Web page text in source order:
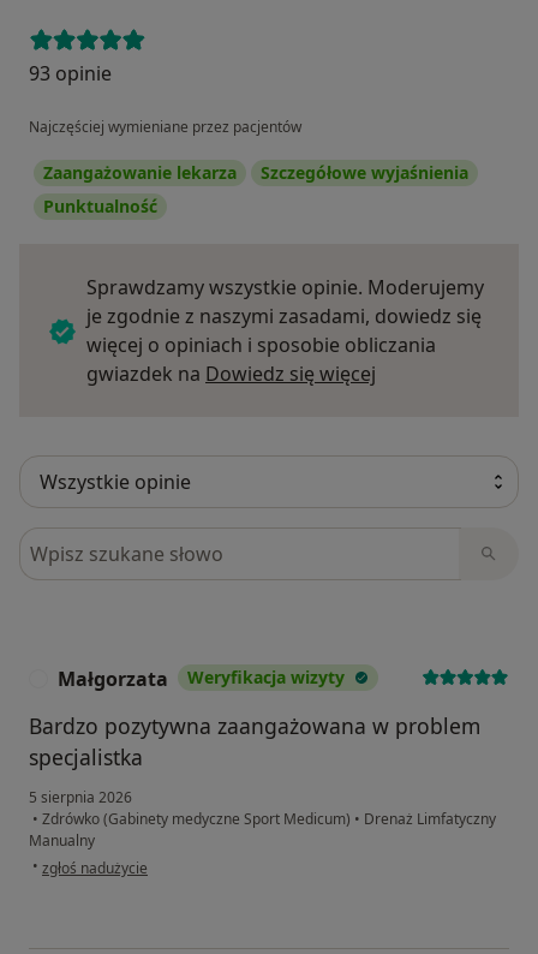
93 opinie
Najczęściej wymieniane przez pacjentów
Zaangażowanie lekarza
Szczegółowe wyjaśnienia
Punktualność
Sprawdzamy wszystkie opinie. Moderujemy
je zgodnie z naszymi zasadami, dowiedz się
więcej o opiniach i sposobie obliczania
gwiazdek na Dowiedz się więcej
Szukaj w opiniach
Małgorzata Weryfikacja wizyty
Bardzo pozytywna zaangażowana w problem
specjalistka
5 sierpnia 2026
• Zdrówko (Gabinety medyczne Sport Medicum) • Drenaż Limfatyczny
Manualny
• w opinii użytkownika Małgorzata
zgłoś nadużycie